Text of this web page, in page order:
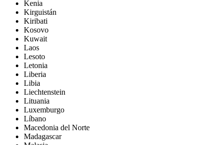
Kenia
Kirguistán
Kiribati
Kosovo
Kuwait
Laos
Lesoto
Letonia
Liberia
Libia
Liechtenstein
Lituania
Luxemburgo
Líbano
Macedonia del Norte
Madagascar